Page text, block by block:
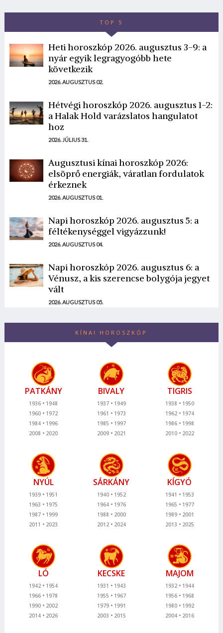
TOP 5
Heti horoszkóp 2026. augusztus 3-9: a
nyár egyik legragyogóbb hete
következik
2026. AUGUSZTUS 02.
Hétvégi horoszkóp 2026. augusztus 1-2:
a Halak Hold varázslatos hangulatot
hoz
2026. JÚLIUS 31.
Augusztusi kínai horoszkóp 2026:
elsöprő energiák, váratlan fordulatok
érkeznek
2026. AUGUSZTUS 01.
Napi horoszkóp 2026. augusztus 5: a
féltékenységgel vigyázzunk!
2026. AUGUSZTUS 04.
Napi horoszkóp 2026. augusztus 6: a
Vénusz, a kis szerencse bolygója jegyet
vált
2026. AUGUSZTUS 05.
KÍNAI HOROSZKÓP
PATKÁNY
1936
1948
1960
1972
1984
1996
2008
2020
BIVALY
1937
1949
1961
1973
1985
1997
2009
2021
TIGRIS
1938
1950
1962
1974
1986
1998
2010
2022
NYÚL
1939
1951
1963
1975
1987
1999
2011
2023
SÁRKÁNY
1940
1952
1964
1976
1988
2000
2012
2024
KÍGYÓ
1941
1953
1965
1977
1989
2001
2013
2025
LÓ
1942
1954
1966
1978
1990
2002
2014
2026
KECSKE
1931
1943
1955
1967
1979
1991
2003
2015
MAJOM
1932
1944
1956
1968
1980
1992
2004
2016